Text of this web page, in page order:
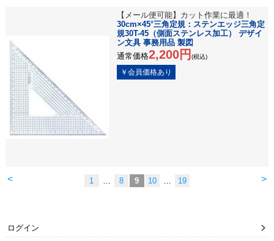
【メール便可能】カット作業に最適！
30cm×45°三角定規：ステンエッジ三角定
規30T-45（側面ステンレス加工） デザイ
ン文具 事務用品 製図
通常価格2,200円 (税込)
< >
1 … 8 9 10 … 19
ログイン